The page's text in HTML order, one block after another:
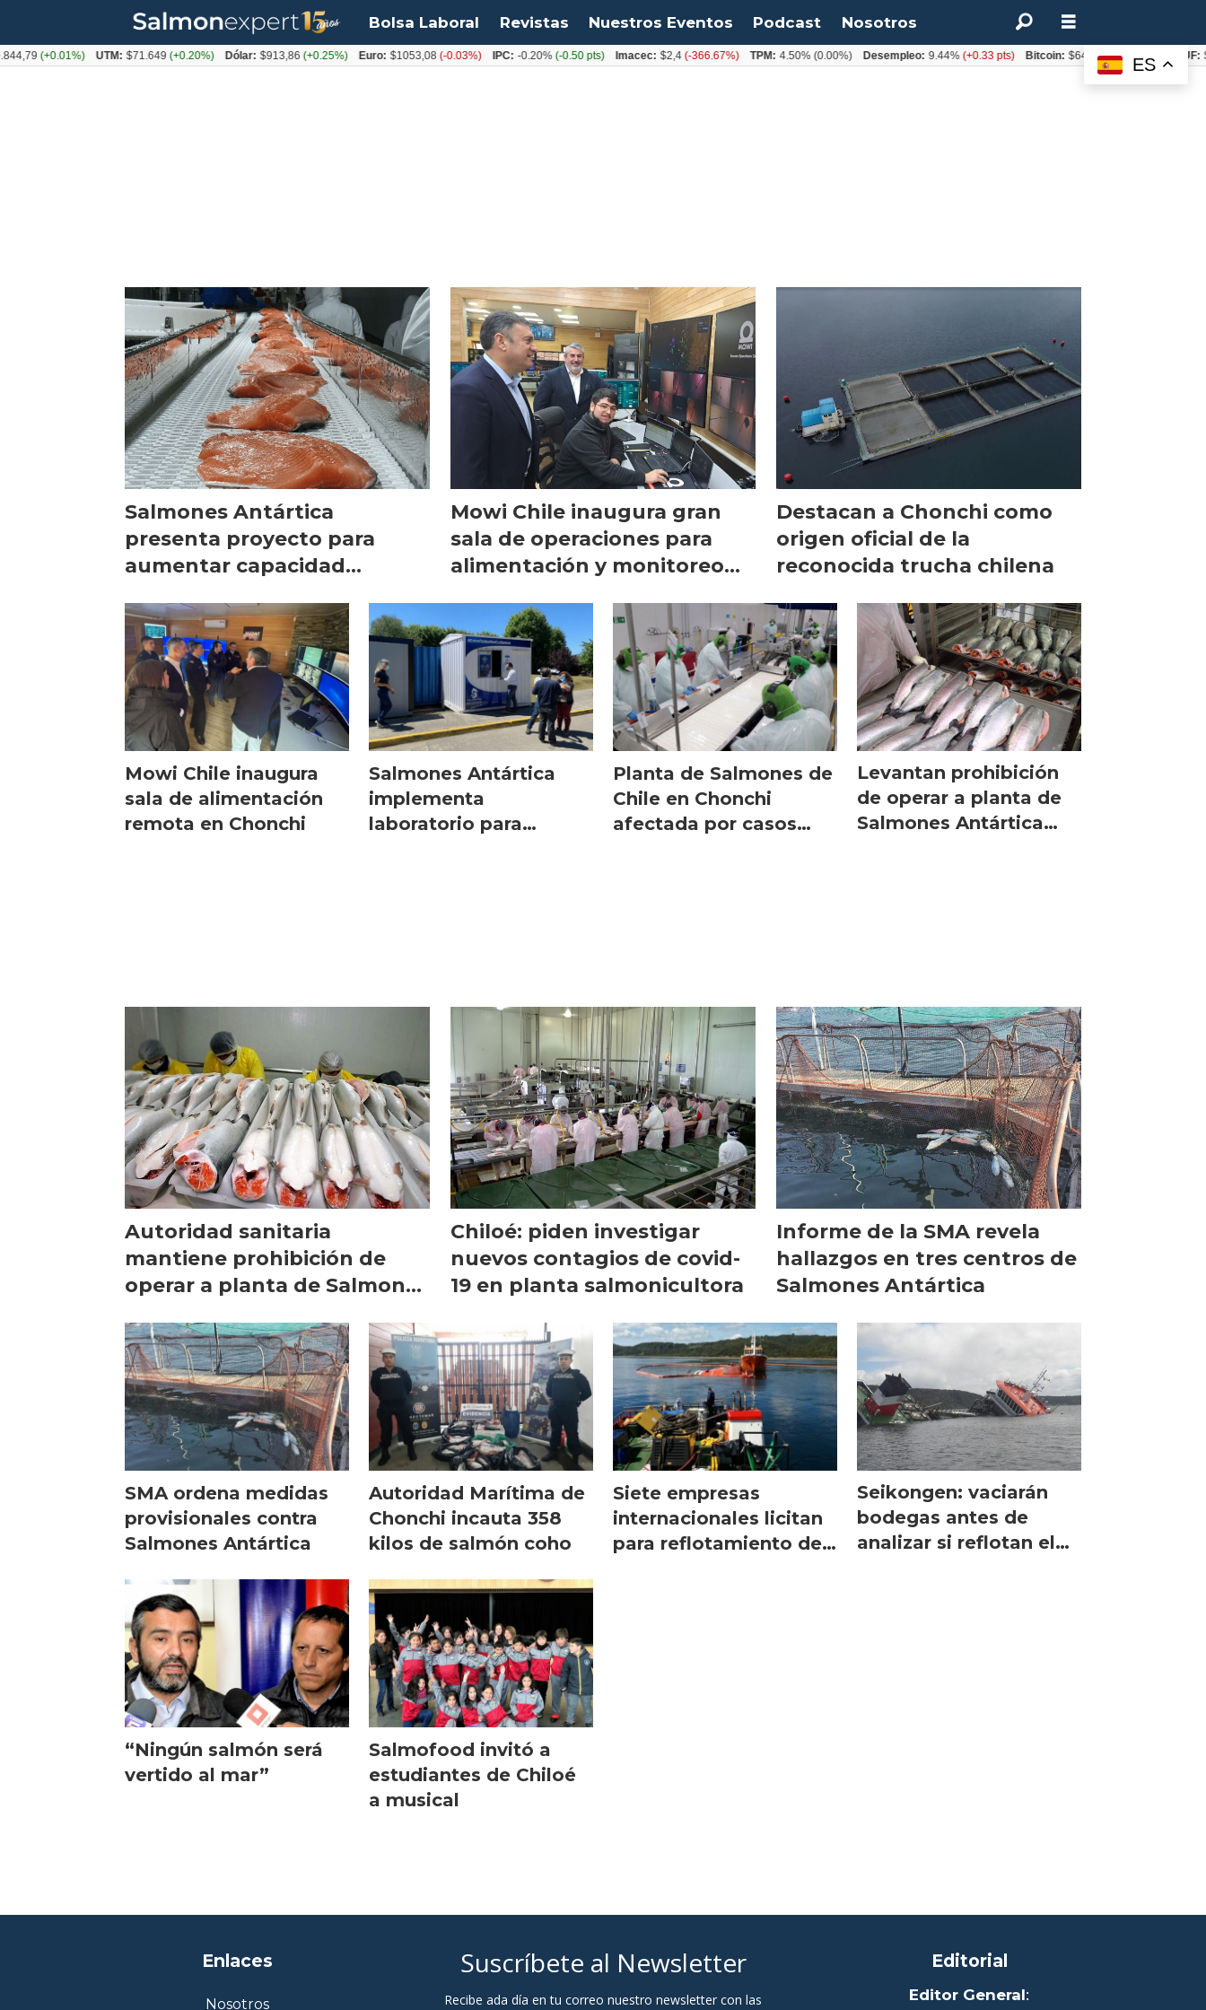
Bolsa Laboral Revistas Nuestros Eventos Podcast Nosotros
Tag:
Salmones Antártica
presenta proyecto para
aumentar capacidad
Mowi Chile inaugura gran
sala de operaciones para
alimentación y monitoreo
Destacan a Chonchi como
origen oficial de la
reconocida trucha chilena
Mowi Chile inaugura
sala de alimentación
remota en Chonchi
Salmones Antártica
implementa
laboratorio para
Planta de Salmones de
Chile en Chonchi
afectada por casos
Levantan prohibición
de operar a planta de
Salmones Antártica
Autoridad sanitaria
mantiene prohibición de
operar a planta de Salmones
Chiloé: piden investigar
nuevos contagios de covid-
19 en planta salmonicultora
Informe de la SMA revela
hallazgos en tres centros de
Salmones Antártica
SMA ordena medidas
provisionales contra
Salmones Antártica
Autoridad Marítima de
Chonchi incauta 358
kilos de salmón coho
Siete empresas
internacionales licitan
para reflotamiento de
Seikongen: vaciarán
bodegas antes de
analizar si reflotan el
“Ningún salmón será
vertido al mar”
Salmofood invitó a
estudiantes de Chiloé
a musical
Enlaces
Nosotros
Suscríbete al Newsletter
Recibe ada día en tu correo nuestro newsletter con las
Editorial
Editor General:
ES
(+0.01%) UTM: $71.649 (+0.20%) Dólar: $913,86 (+0.25%) Euro: $1053,08(-0.03%) IPC: -0.20%(-0.50 pts) Imacec: $2,4(-366.67%) TPM: 4.50%(0.00%) Desempleo: 9.44%(+0.33 pts) Bitcoin: $64.600,08(+2.93%)